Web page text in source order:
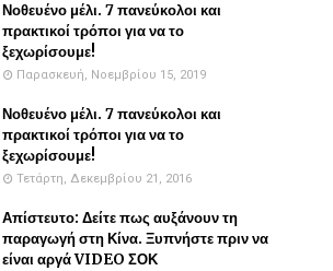
Νοθευένο μέλι. 7 πανεύκολοι και
πρακτικοί τρόποι για να το
ξεχωρίσουμε!
Παρασκευή, Νοεμβρίου 15, 2019
Νοθευένο μέλι. 7 πανεύκολοι και
πρακτικοί τρόποι για να το
ξεχωρίσουμε!
Τετάρτη, Δεκεμβρίου 21, 2016
Απίστευτο: Δείτε πως αυξάνουν τη
παραγωγή στη Κίνα. Ξυπνήστε πριν να
είναι αργά VIDEO ΣΟΚ